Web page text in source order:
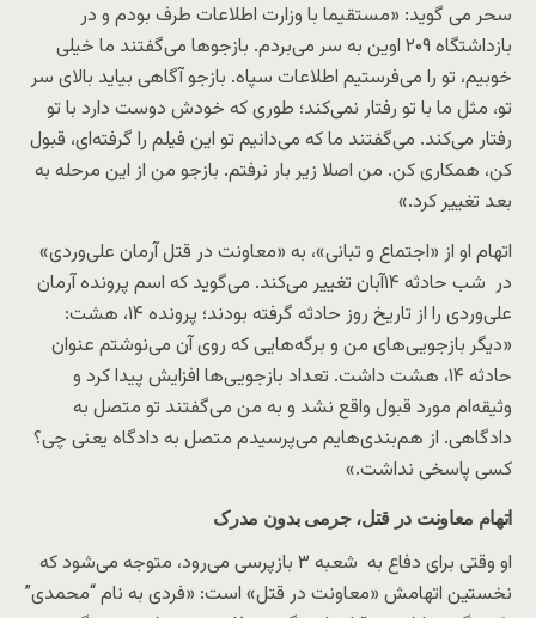
سحر می گوید: «مستقیما با وزارت اطلاعات طرف بودم و در
بازداشتگاه ۲۰۹ اوین به سر می‌بردم. بازجوها می‌گفتند ما خیلی
خوبیم، تو را می‌فرستیم اطلاعات سپاه. بازجو آگاهی بیاید بالای سر
تو، مثل ما با تو رفتار نمی‌کند؛ طوری که خودش دوست دارد با تو
رفتار می‌کند. می‌گفتند ما که می‌دانیم تو این فیلم را گرفته‌ای، قبول
کن، همکاری کن. من اصلا زیر بار نرفتم. بازجو من از این مرحله به
بعد تغییر کرد.»
اتهام او از «اجتماع و تبانی»، به «معاونت در قتل آرمان علی‌وردی»
در شب حادثه ۱۴آبان تغییر می‌کند. می‌گوید که اسم پرونده آرمان
علی‌وردی را از تاریخ روز حادثه گرفته بودند؛ پرونده ۱۴، هشت:
«دیگر بازجویی‌های من و برگه‌هایی که روی آن می‌نوشتم عنوان
حادثه ۱۴،‌ هشت داشت. تعداد بازجویی‌ها افزایش پیدا کرد و
وثیقه‌ام مورد قبول واقع نشد و به من می‌گفتند تو متصل به
دادگاهی. از هم‌بندی‌هایم می‌پرسیدم متصل به دادگاه یعنی چی؟
کسی پاسخی نداشت.»
اتهام معاونت در قتل،‌ جرمی بدون مدرک
او وقتی برای دفاع به شعبه ۳ بازپرسی می‌رود، متوجه می‌شود که
نخستین اتهامش «معاونت در قتل» است: «فردی به نام “محمدی”